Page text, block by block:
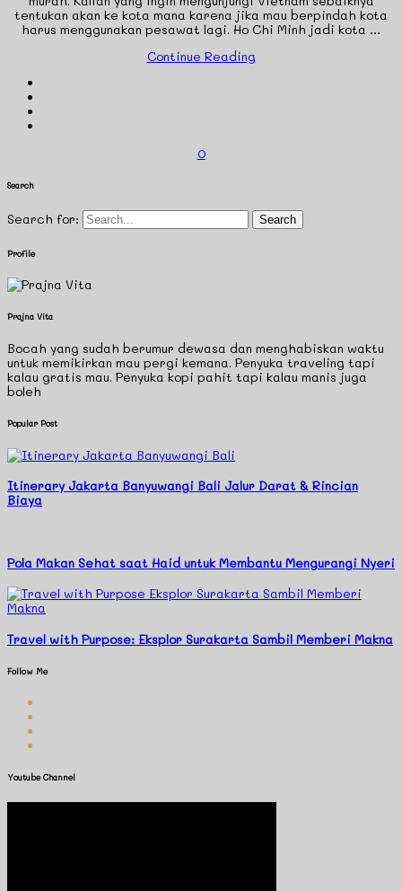
tentukan akan ke kota mana karena jika mau berpindah kota
harus menggunakan pesawat lagi. Ho Chi Minh jadi kota …
Continue Reading
0
Search
Search for:
Profile
Prajna Vita
Bocah yang sudah berumur dewasa dan menghabiskan waktu
untuk memikirkan mau pergi kemana. Penyuka traveling tapi
kalau gratis mau. Penyuka kopi pahit tapi kalau manis juga
boleh
Popular Post
Itinerary Jakarta Banyuwangi Bali Jalur Darat & Rincian
Biaya
Pola Makan Sehat saat Haid untuk Membantu Mengurangi Nyeri
Travel with Purpose: Eksplor Surakarta Sambil Memberi Makna
Follow Me
Youtube Channel